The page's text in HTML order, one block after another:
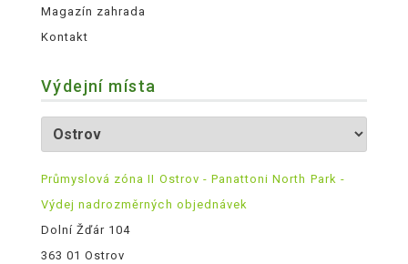
Magazín zahrada
Kontakt
Výdejní místa
Průmyslová zóna II Ostrov - Panattoni North Park -
Výdej nadrozměrných objednávek
Dolní Žďár 104
363 01 Ostrov